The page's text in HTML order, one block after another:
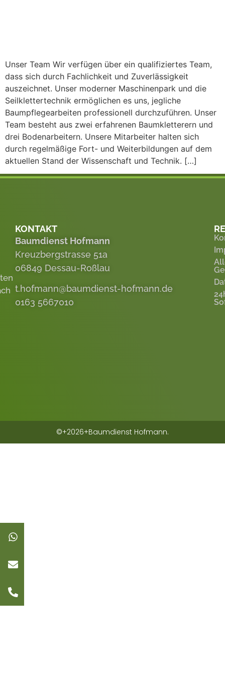
Unser Team Wir verfügen über ein qualifiziertes Team,
dass sich durch Fachlichkeit und Zuverlässigkeit
auszeichnet. Unser moderner Maschinenpark und die
Seilklettertechnik ermöglichen es uns, jegliche
Baumpflegearbeiten professionell durchzuführen. Unser
Team besteht aus zwei erfahrenen Baumkletterern und
drei Bodenarbeitern. Unsere Mitarbeiter halten sich
durch regelmäßige Fort- und Weiterbildungen auf dem
aktuellen Stand der Wissenschaft und Technik. […]
KONTAKT
Baumdienst Hofmann
Kreuzbergstrasse 51a
06849 Dessau-Roßlau
t.hofmann@baumdienst-hofmann.de
0163 5667010
©+2026+Baumdienst Hofmann.